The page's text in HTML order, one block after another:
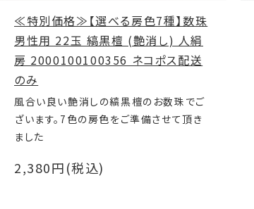
≪特別価格≫【選べる房色7種】数珠
男性用 22玉 縞黒檀 (艶消し) 人絹
房 2000100100356 ネコポス配送
のみ
風合い良い艶消しの縞黒檀のお数珠でご
ざいます。7色の房色をご準備させて頂き
ました
2,380円(税込)